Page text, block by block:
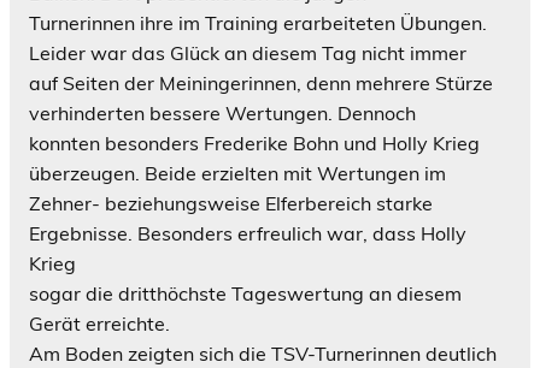
Turnerinnen ihre im Training erarbeiteten Übungen.
Leider war das Glück an diesem Tag nicht immer
auf Seiten der Meiningerinnen, denn mehrere Stürze
verhinderten bessere Wertungen. Dennoch
konnten besonders Frederike Bohn und Holly Krieg
überzeugen. Beide erzielten mit Wertungen im
Zehner- beziehungsweise Elferbereich starke
Ergebnisse. Besonders erfreulich war, dass Holly
Krieg
sogar die dritthöchste Tageswertung an diesem
Gerät erreichte.
Am Boden zeigten sich die TSV-Turnerinnen deutlich